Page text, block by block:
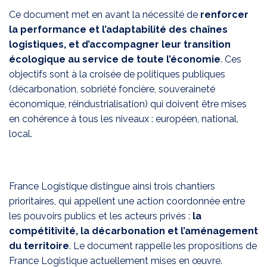
Ce document met en avant la nécessité de renforcer
la performance et l’adaptabilité des chaînes
logistiques, et d’accompagner leur transition
écologique au service de toute l’économie. Ces
objectifs sont à la croisée de politiques publiques
(décarbonation, sobriété foncière, souveraineté
économique, réindustrialisation) qui doivent être mises
en cohérence à tous les niveaux : européen, national,
local.
France Logistique distingue ainsi trois chantiers
prioritaires, qui appellent une action coordonnée entre
les pouvoirs publics et les acteurs privés : la
compétitivité, la décarbonation et l’aménagement
du territoire. Le document rappelle les propositions de
France Logistique actuellement mises en œuvre.